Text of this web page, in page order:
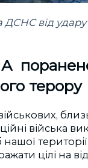
від удару
терору
війська
нашої
цілі на